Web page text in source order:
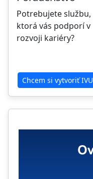
Potrebujete službu,
ktorá vás podporí v
rozvoji kariéry?
Chcem si vytvoriť IVU